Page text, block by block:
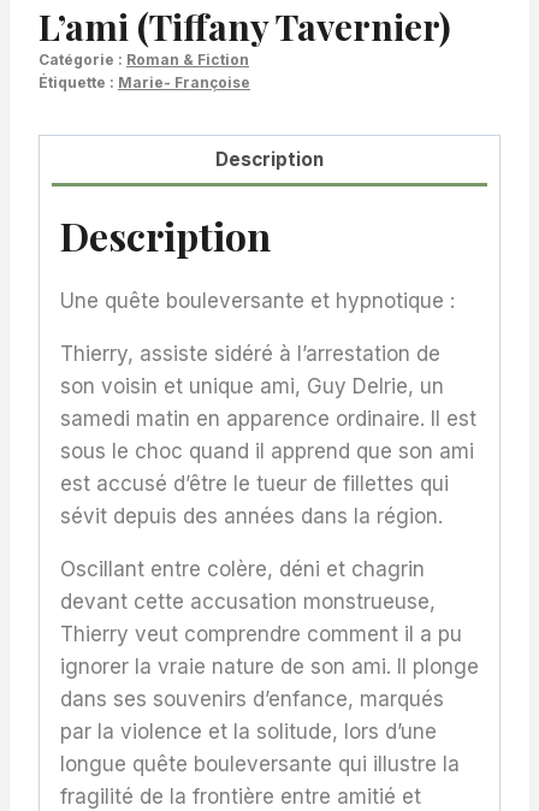
L’ami (Tiffany Tavernier)
Catégorie : Roman & Fiction
Étiquette : Marie- Françoise
Description
Description
Une quête bouleversante et hypnotique :
Thierry, assiste sidéré à l’arrestation de
son voisin et unique ami, Guy Delrie, un
samedi matin en apparence ordinaire. Il est
sous le choc quand il apprend que son ami
est accusé d’être le tueur de fillettes qui
sévit depuis des années dans la région.
Oscillant entre colère, déni et chagrin
devant cette accusation monstrueuse,
Thierry veut comprendre comment il a pu
ignorer la vraie nature de son ami. Il plonge
dans ses souvenirs d’enfance, marqués
par la violence et la solitude, lors d’une
longue quête bouleversante qui illustre la
fragilité de la frontière entre amitié et